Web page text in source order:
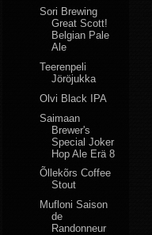
Sori Brewing
Great Scott!
Belgian Pale
Ale
Teerenpeli
Jöröjukka
Olvi Black IPA
Saimaan
Brewer's
Special Joker
Hop Ale Erä 8
Õllekõrs Coffee
Stout
Mufloni Saison
de
Randonneur